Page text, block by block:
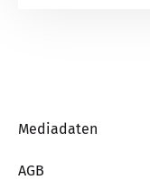
Mediadaten
AGB